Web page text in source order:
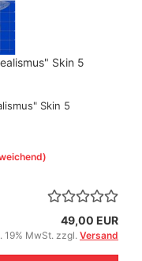
Skin 5
Skin 5
49,00 EUR
19% MwSt. zzgl. Versand